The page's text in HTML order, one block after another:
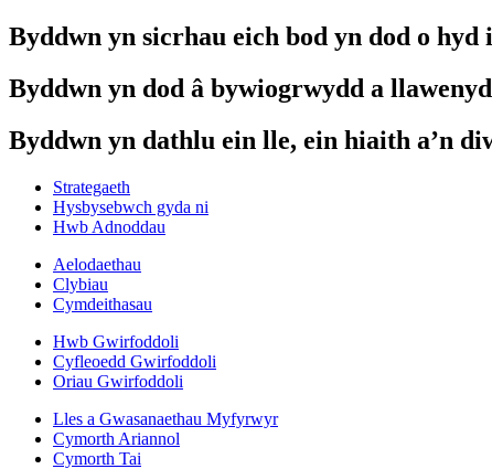
Byddwn yn sicrhau eich bod yn dod o hyd
Byddwn yn dod â bywiogrwydd a
Byddwn yn dathlu ein lle, ein hiaith a’n
Strategaeth
Hysbysebwch gyda ni
Hwb Adnoddau
Aelodaethau
Clybiau
Cymdeithasau
Hwb Gwirfoddoli
Cyfleoedd Gwirfoddoli
Oriau Gwirfoddoli
Lles a Gwasanaethau Myfyrwyr
Cymorth Ariannol
Cymorth Tai